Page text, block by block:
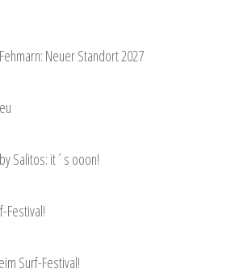
Neuer Standort 2027
Salitos: it´s ooon!
Festival!
Surf-Festival!